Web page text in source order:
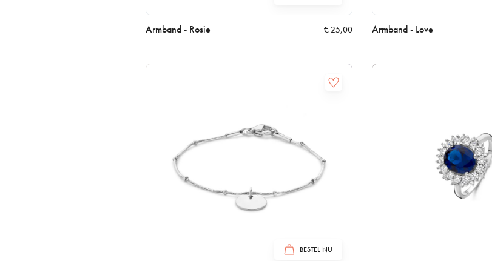
Armband - Rosie €25,00 Armband - Love
BESTEL NU